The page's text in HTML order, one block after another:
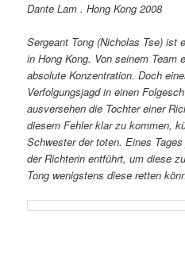
Dante Lam . Hong Kong 2008
Sergeant Tong (Nicholas Tse) ist
in Hong Kong. Von seinem Team
absolute Konzentration. Doch
Verfolgungsjagd in einen
ausversehen die Tochter einer
diesem Fehler klar zu kommen,
Schwester der toten. Eines
der Richterin entführt, um diese
Tong wenigstens diese retten